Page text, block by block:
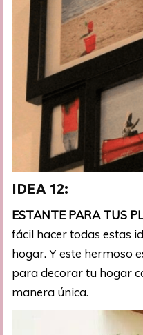
IDEA 12:
ESTANTE PARA TUS
fácil hacer todas estas
hogar. Y este hermoso
para decorar tu hogar
manera única.